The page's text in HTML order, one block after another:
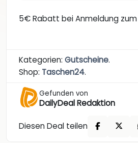
5€ Rabatt bei Anmeldung
Kategorien: Gutscheine.
Shop: Taschen24.
Gefunden von
DailyDeal Redaktion
Diesen Deal teilen